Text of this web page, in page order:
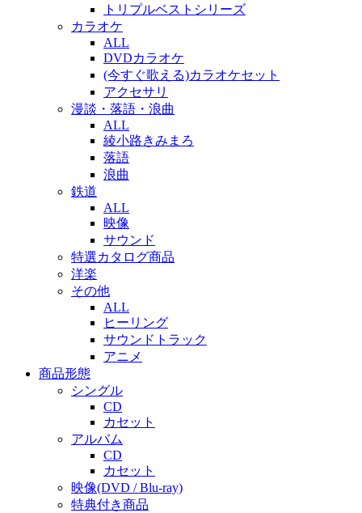
トリプルベストシリーズ
カラオケ
ALL
DVDカラオケ
(今すぐ歌える)カラオケセット
アクセサリ
漫談・落語・浪曲
ALL
綾小路きみまろ
落語
浪曲
鉄道
ALL
映像
サウンド
特選カタログ商品
洋楽
その他
ALL
ヒーリング
サウンドトラック
アニメ
商品形態
シングル
CD
カセット
アルバム
CD
カセット
映像(DVD / Blu-ray)
特典付き商品